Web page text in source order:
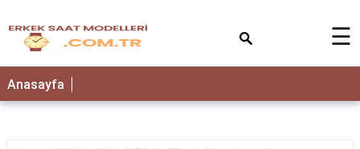
☰
Anasayfa